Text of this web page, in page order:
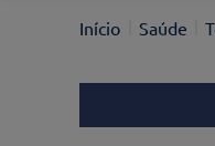
Saúde